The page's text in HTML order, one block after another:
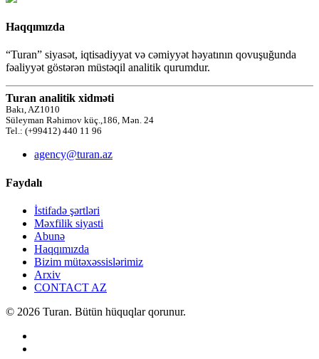
Haqqımızda
“Turan” siyasət, iqtisadiyyat və cəmiyyət həyatının qovuşuğunda
fəaliyyət göstərən müstəqil analitik qurumdur.
Turan analitik xidməti
Bakı, AZ1010
Süleyman Rəhimov küç.,186, Mən. 24
Tel.: (+99412) 440 11 96
agency@turan.az
Faydalı
İstifadə şərtləri
Məxfilik siyasti
Abunə
Haqqımızda
Bizim mütəxəssislərimiz
Arxiv
CONTACT AZ
© 2026 Turan. Bütün hüquqlar qorunur.